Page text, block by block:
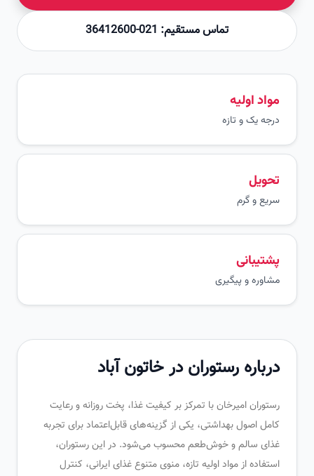
تماس مستقیم: 021-36412600
مواد اولیه
درجه یک و تازه
سریع و گرم
پشتیبانی
مشاوره و پیگیری
درباره رستوران در خاتون آباد
رستوران امیرخان با تمرکز بر کیفیت غذا، پخت روزانه و رعایت
کامل اصول بهداشتی، یکی از گزینه‌های قابل‌اعتماد برای تجربه
غذای سالم و خوش‌طعم محسوب می‌شود. در این رستوران،
استفاده از مواد اولیه تازه، منوی متنوع غذای ایرانی، کنترل